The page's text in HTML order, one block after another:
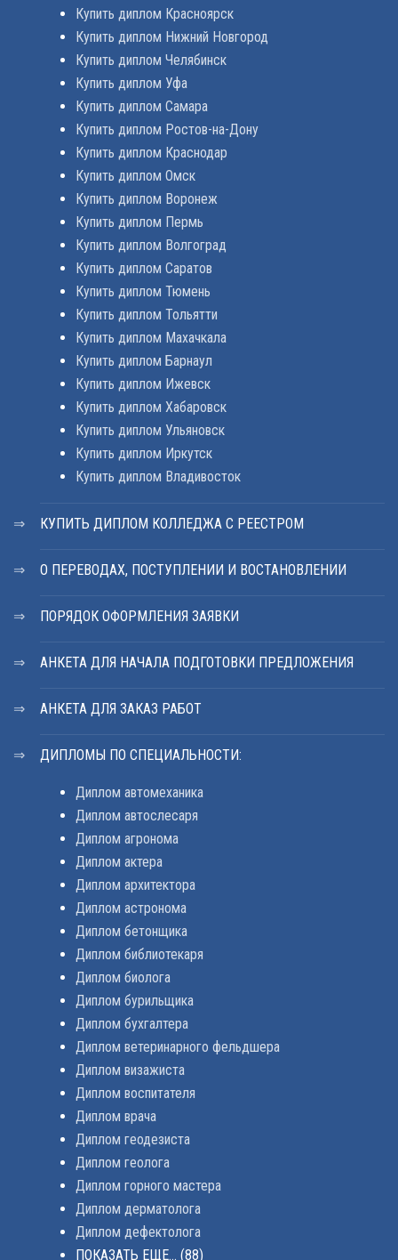
Купить диплом Красноярск
Купить диплом Нижний Новгород
Купить диплом Челябинск
Купить диплом Уфа
Купить диплом Самара
Купить диплом Ростов-на-Дону
Купить диплом Краснодар
Купить диплом Омск
Купить диплом Воронеж
Купить диплом Пермь
Купить диплом Волгоград
Купить диплом Саратов
Купить диплом Тюмень
Купить диплом Тольятти
Купить диплом Махачкала
Купить диплом Барнаул
Купить диплом Ижевск
Купить диплом Хабаровск
Купить диплом Ульяновск
Купить диплом Иркутск
Купить диплом Владивосток
КУПИТЬ ДИПЛОМ КОЛЛЕДЖА С РЕЕСТРОМ
О ПЕРЕВОДАХ, ПОСТУПЛЕНИИ И ВОСТАНОВЛЕНИИ
ПОРЯДОК ОФОРМЛЕНИЯ ЗАЯВКИ
АНКЕТА ДЛЯ НАЧАЛА ПОДГОТОВКИ ПРЕДЛОЖЕНИЯ
АНКЕТА ДЛЯ ЗАКАЗ РАБОТ
ДИПЛОМЫ ПО СПЕЦИАЛЬНОСТИ:
Диплом автомеханика
Диплом автослесаря
Диплом агронома
Диплом актера
Диплом архитектора
Диплом астронома
Диплом бетонщика
Диплом библиотекаря
Диплом биолога
Диплом бурильщика
Диплом бухгалтера
Диплом ветеринарного фельдшера
Диплом визажиста
Диплом воспитателя
Диплом врача
Диплом геодезиста
Диплом геолога
Диплом горного мастера
Диплом дерматолога
Диплом дефектолога
ПОКАЗАТЬ ЕЩЕ... (88)